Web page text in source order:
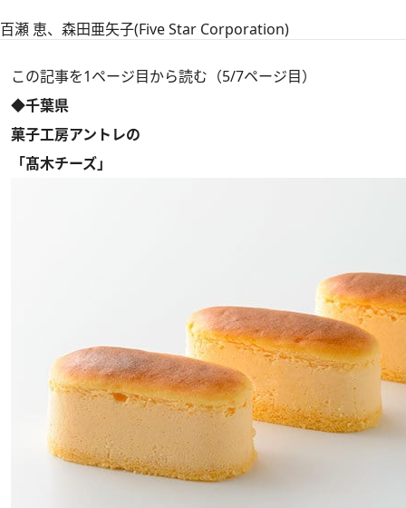
百瀬 恵、森田亜矢子(Five Star Corporation)
この記事を1ページ目から読む（5/7ページ目）
◆千葉県
菓子工房アントレの
「髙木チーズ」